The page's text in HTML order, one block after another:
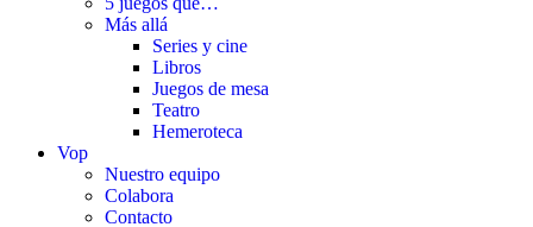
Más allá
Series y cine
Libros
Juegos de mesa
Teatro
Hemeroteca
Vop
Nuestro equipo
Colabora
Contacto